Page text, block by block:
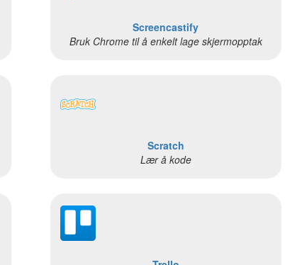
Screencastify
Bruk Chrome til å enkelt lage skjermopptak
Scratch
Lær å kode